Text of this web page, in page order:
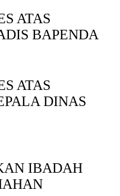
ATAS
BAPENDA
ATAS
DINAS
IBADAH